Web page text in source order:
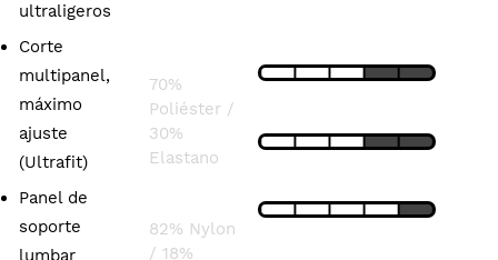
ultraligeros
Corte
multipanel,
máximo
ajuste
(Ultrafit)
Panel de
soporte
lumbar
70%
Poliéster /
30%
Elastano
82% Nylon
/ 18%